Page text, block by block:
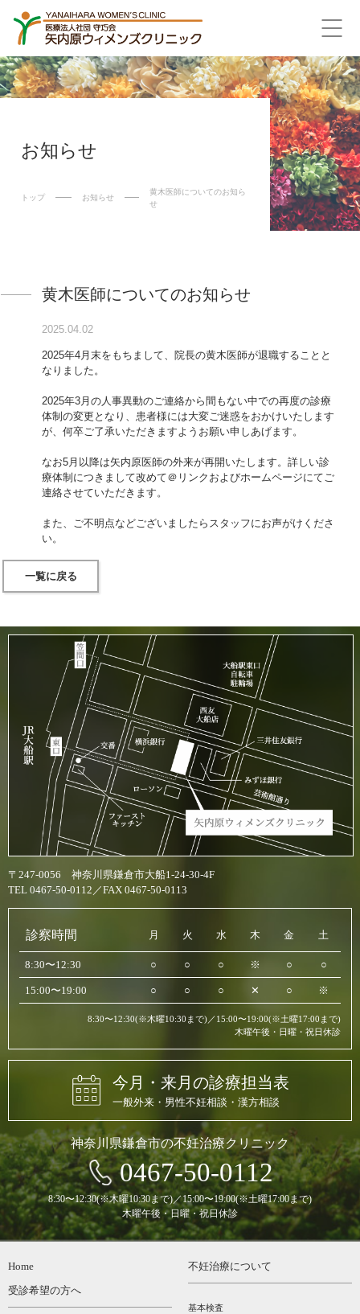
お知らせ
トップ お知らせ
黄木医師についてのお知ら
せ
黄木医師についてのお知らせ
2025.04.02
2025年4月末をもちまして、院長の黄木医師が退職することと
なりました。
2025年3月の人事異動のご連絡から間もない中での再度の診療
体制の変更となり、患者様には大変ご迷惑をおかけいたします
が、何卒ご了承いただきますようお願い申しあげます。
なお5月以降は矢内原医師の外来が再開いたします。詳しい診
療体制につきまして改めて＠リンクおよびホームページにてご
連絡させていただきます。
また、ご不明点などございましたらスタッフにお声がけくださ
い。
一覧に戻る
〒247-0056 神奈川県鎌倉市大船1-24-30-4F
TEL 0467-50-0112／FAX 0467-50-0113
診察時間 月 火 水 木 金 土
8:30〜12:30 ○ ○ ○ ※ ○ ○
15:00〜19:00 ○ ○ ○ ✕ ○ ※
8:30〜12:30(※木曜10:30まで)／15:00〜19:00(※土曜17:00まで)
木曜午後・日曜・祝日休診
今月・来月の診療担当表
一般外来・男性不妊相談・漢方相談
神奈川県鎌倉市の不妊治療クリニック
0467-50-0112
8:30〜12:30(※木曜10:30まで)／15:00〜19:00(※土曜17:00まで)
木曜午後・日曜・祝日休診
Home
受診希望の方へ
不妊治療について
基本検査